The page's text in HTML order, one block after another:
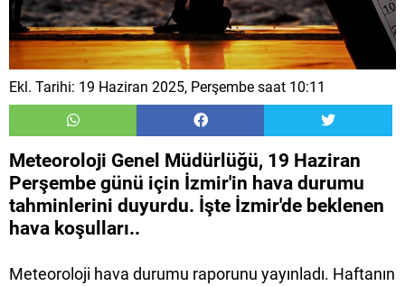
Ekl. Tarihi: 19 Haziran 2025, Perşembe saat 10:11
Meteoroloji Genel Müdürlüğü, 19 Haziran
Perşembe günü için İzmir'in hava durumu
tahminlerini duyurdu. İşte İzmir'de beklenen
hava koşulları..
Meteoroloji hava durumu raporunu yayınladı. Haftanın